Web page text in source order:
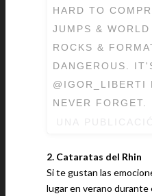
HARD TO
JUMPS &
ROCKS &
DANGEROUS.
@IGOR_LIBERTI
2. Cataratas del Rhin
Si te gustan las
lugar en verano durante